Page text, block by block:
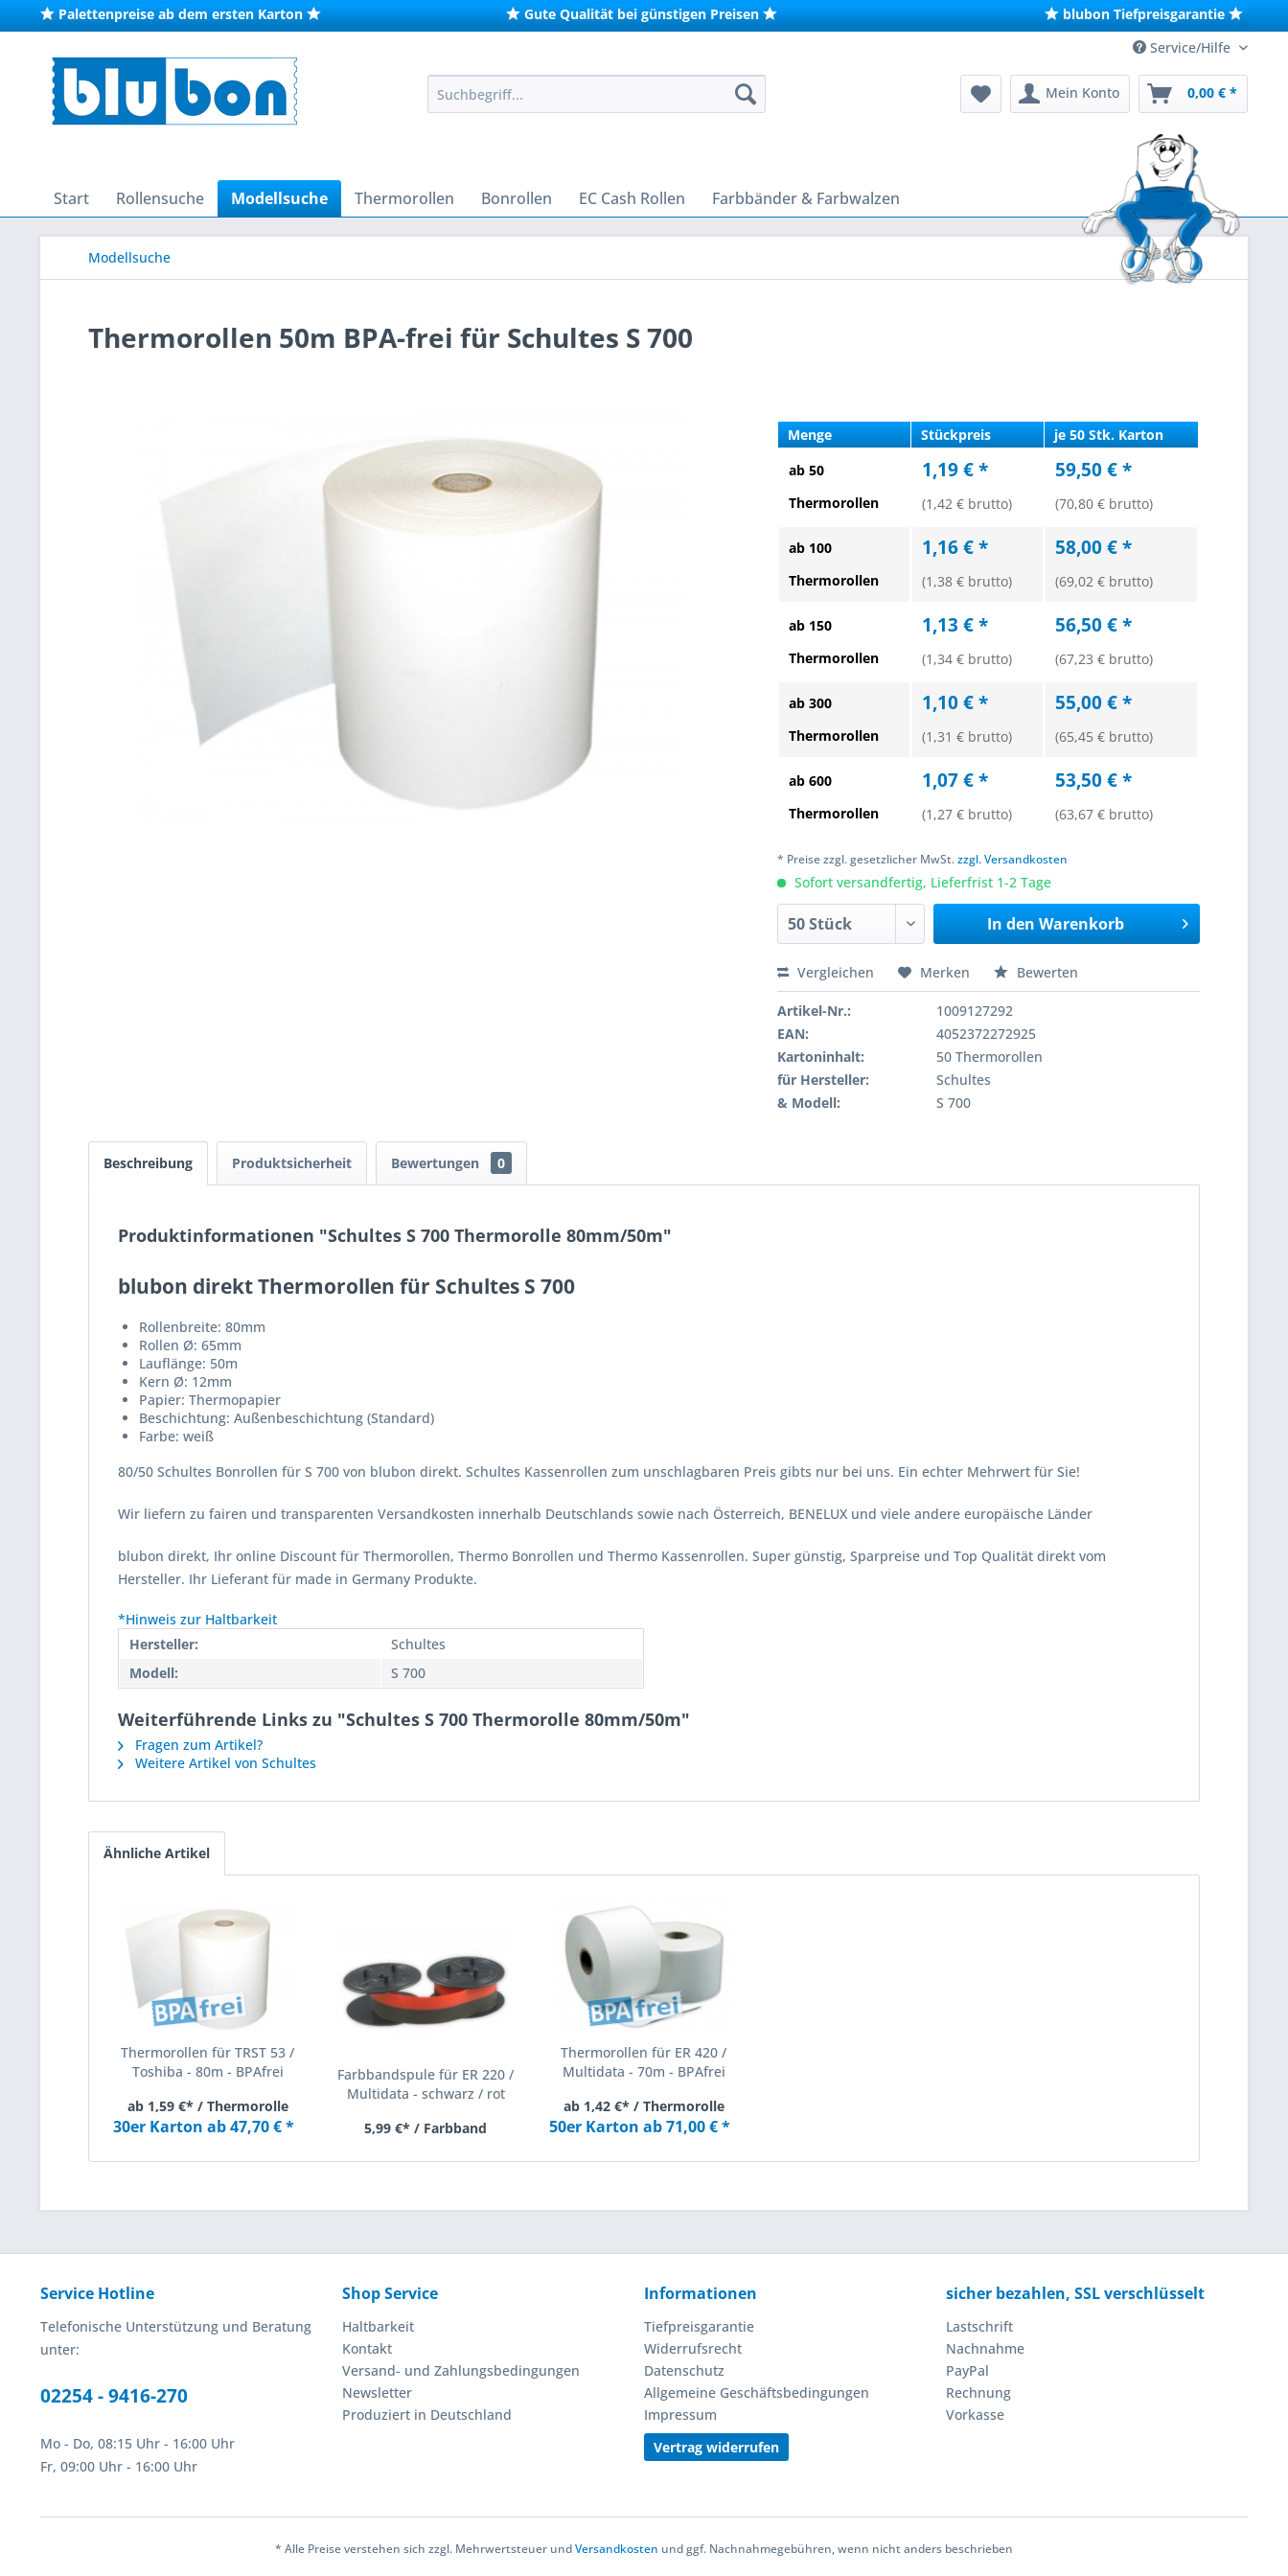
Palettenpreise ab dem ersten Karton Gute Qualität bei günstigen Preisen
blubon Tiefpreisgarantie
Service/Hilfe
Mein Konto 0,00 € *
Start Rollensuche Modellsuche Thermorollen Bonrollen EC Cash Rollen Farbbänder & Farbwalzen
Modellsuche
Thermorollen 50m BPA-frei für Schultes S 700
Menge Stückpreis
je 50 Stk. Karton
ab 50
Thermorollen
1,19 € *
(1,42 € brutto)
59,50 € *
(70,80 € brutto)
ab 100
Thermorollen
1,16 € *
(1,38 € brutto)
58,00 € *
(69,02 € brutto)
ab 150
Thermorollen
1,13 € *
(1,34 € brutto)
56,50 € *
(67,23 € brutto)
ab 300
Thermorollen
1,10 € *
(1,31 € brutto)
55,00 € *
(65,45 € brutto)
ab 600
Thermorollen
1,07 € *
(1,27 € brutto)
53,50 € *
(63,67 € brutto)
* Preise zzgl. gesetzlicher MwSt.zzgl. Versandkosten
Sofort versandfertig, Lieferfrist 1-2 Tage
In den Warenkorb
Vergleichen Merken Bewerten
Artikel-Nr.:
1009127292
EAN:
4052372272925
Kartoninhalt:
50 Thermorollen
für Hersteller:
Schultes
& Modell:
S 700
Beschreibung Produktsicherheit Bewertungen 0
Produktinformationen "Schultes S 700 Thermorolle 80mm/50m"
blubon direkt Thermorollen für Schultes S 700
Rollenbreite: 80mm
Rollen Ø: 65mm
Lauflänge: 50m
Kern Ø: 12mm
Papier: Thermopapier
Beschichtung: Außenbeschichtung (Standard)
Farbe: weiß
80/50 Schultes Bonrollen für S 700 von blubon direkt. Schultes Kassenrollen zum unschlagbaren Preis gibts nur bei uns. Ein echter Mehrwert für Sie!
Wir liefern zu fairen und transparenten Versandkosten innerhalb Deutschlands sowie nach Österreich, BENELUX und viele andere europäische Länder
blubon direkt, Ihr online Discount für Thermorollen, Thermo Bonrollen und Thermo Kassenrollen. Super günstig, Sparpreise und Top Qualität direkt vom
Hersteller. Ihr Lieferant für made in Germany Produkte.
*Hinweis zur Haltbarkeit
Hersteller:
Schultes
Modell:
S 700
Weiterführende Links zu "Schultes S 700 Thermorolle 80mm/50m"
Fragen zum Artikel?
Weitere Artikel von Schultes
Ähnliche Artikel
Thermorollen für TRST 53 /
Toshiba - 80m - BPAfrei
ab 1,59 €* / Thermorolle
30er Karton ab 47,70 € *
Farbbandspule für ER 220 /
Multidata - schwarz / rot
5,99 €* / Farbband
Thermorollen für ER 420 /
Multidata - 70m - BPAfrei
ab 1,42 €* / Thermorolle
50er Karton ab 71,00 € *
Service Hotline
Telefonische Unterstützung und Beratung
unter:
02254 - 9416-270
Mo - Do, 08:15 Uhr - 16:00 Uhr
Fr, 09:00 Uhr - 16:00 Uhr
Shop Service
Haltbarkeit
Kontakt
Versand- und Zahlungsbedingungen
Newsletter
Produziert in Deutschland
Informationen
Tiefpreisgarantie
Widerrufsrecht
Datenschutz
Allgemeine Geschäftsbedingungen
Impressum
Vertrag widerrufen
sicher bezahlen, SSL verschlüsselt
Lastschrift
Nachnahme
PayPal
Rechnung
Vorkasse
* Alle Preise verstehen sich zzgl. Mehrwertsteuer undVersandkosten und ggf. Nachnahmegebühren, wenn nicht anders beschrieben